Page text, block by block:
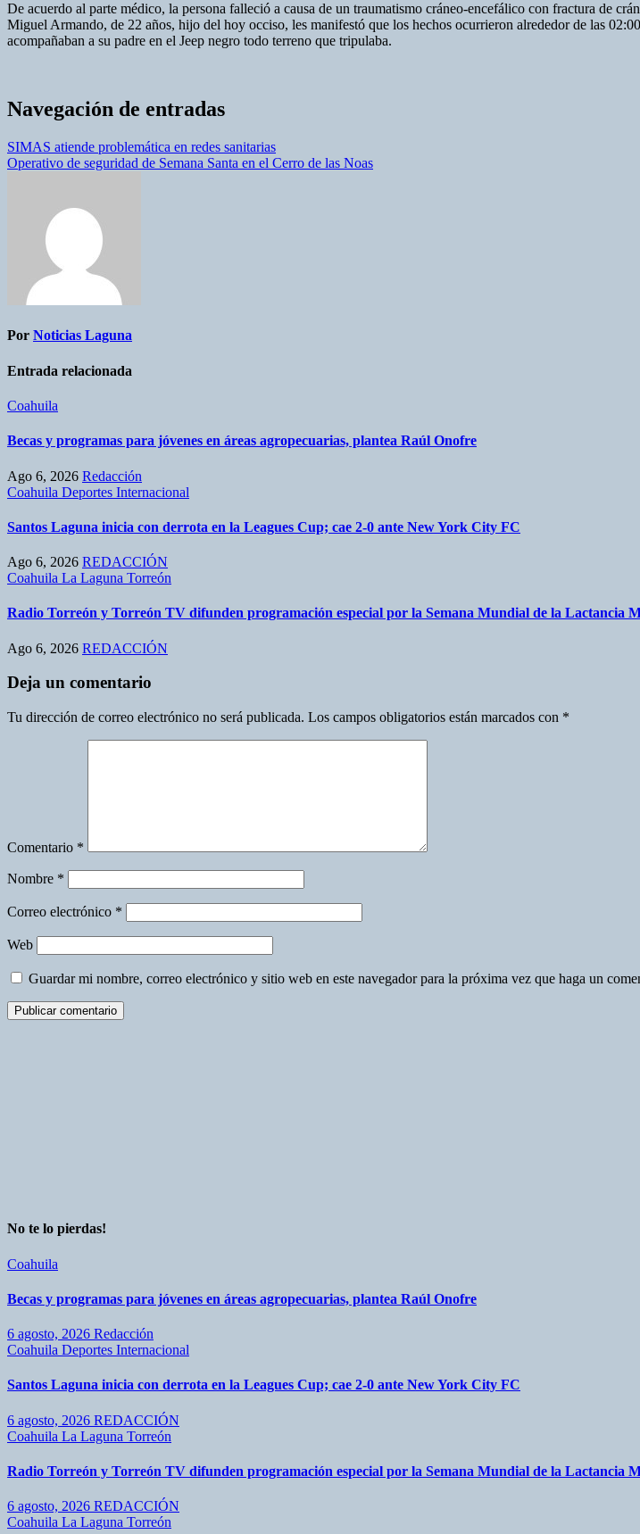
De acuerdo al parte médico, la persona falleció a causa de un traumatismo cráneo-encefálico con fractura de
Miguel Armando, de 22 años, hijo del hoy occiso, les manifestó que los hechos ocurrieron alrededor de las
acompañaban a su padre en el Jeep negro todo terreno que tripulaba.
Navegación de entradas
SIMAS atiende problemática en redes sanitarias
Operativo de seguridad de Semana Santa en el Cerro de las Noas
Por Noticias Laguna
Entrada relacionada
Coahuila
Becas y programas para jóvenes en áreas agropecuarias, plantea Raúl Onofre
Ago 6, 2026 Redacción
Coahuila Deportes Internacional
Santos Laguna inicia con derrota en la Leagues Cup; cae 2-0 ante New York City FC
Ago 6, 2026 REDACCIÓN
Coahuila La Laguna Torreón
Radio Torreón y Torreón TV difunden programación especial por la Semana Mundial de la Lactancia
Ago 6, 2026 REDACCIÓN
Deja un comentario
Tu dirección de correo electrónico no será publicada. Los campos obligatorios están marcados con *
Comentario *
Nombre *
Correo electrónico *
Web
Guardar mi nombre, correo electrónico y sitio web en este navegador para la próxima vez que haga un
No te lo pierdas!
Coahuila
Becas y programas para jóvenes en áreas agropecuarias, plantea Raúl Onofre
6 agosto, 2026 Redacción
Coahuila Deportes Internacional
Santos Laguna inicia con derrota en la Leagues Cup; cae 2-0 ante New York City FC
6 agosto, 2026 REDACCIÓN
Coahuila La Laguna Torreón
Radio Torreón y Torreón TV difunden programación especial por la Semana Mundial de la Lactancia
6 agosto, 2026 REDACCIÓN
Coahuila La Laguna Torreón